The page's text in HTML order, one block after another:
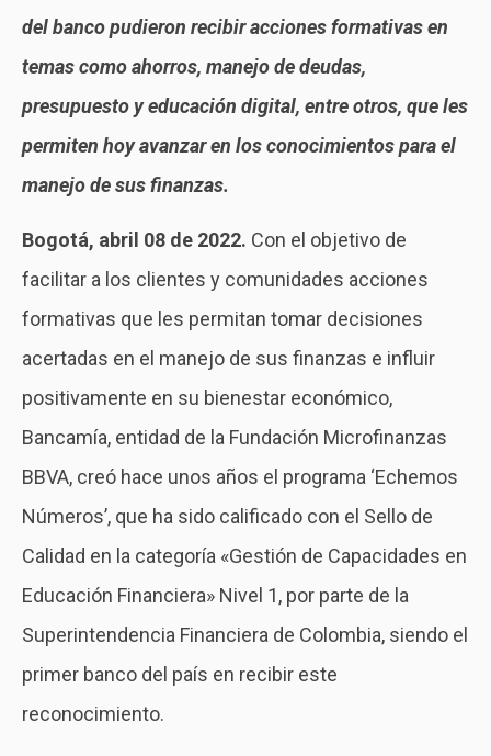
del banco pudieron recibir acciones formativas en
temas como ahorros, manejo de deudas,
presupuesto y educación digital, entre otros, que les
permiten hoy avanzar en los conocimientos para el
manejo de sus finanzas.
Bogotá, abril 08 de 2022. Con el objetivo de
facilitar a los clientes y comunidades acciones
formativas que les permitan tomar decisiones
acertadas en el manejo de sus finanzas e influir
positivamente en su bienestar económico,
Bancamía, entidad de la Fundación Microfinanzas
BBVA, creó hace unos años el programa ‘Echemos
Números’, que ha sido calificado con el Sello de
Calidad en la categoría «Gestión de Capacidades en
Educación Financiera» Nivel 1, por parte de la
Superintendencia Financiera de Colombia, siendo el
primer banco del país en recibir este
reconocimiento.